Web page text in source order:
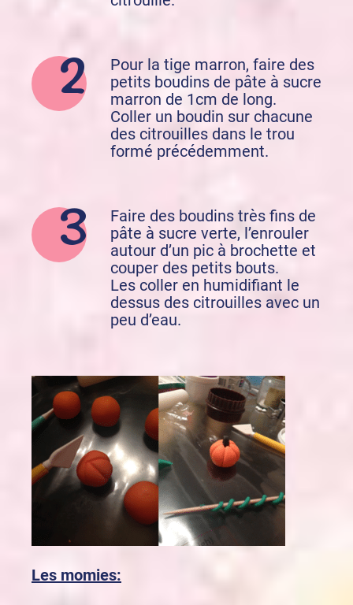
Pour la tige marron, faire des
petits boudins de pâte à sucre
marron de 1cm de long.
Coller un boudin sur chacune
des citrouilles dans le trou
formé précédemment.
Faire des boudins très fins de
pâte à sucre verte, l’enrouler
autour d’un pic à brochette et
couper des petits bouts.
Les coller en humidifiant le
dessus des citrouilles avec un
peu d’eau.
Les momies: